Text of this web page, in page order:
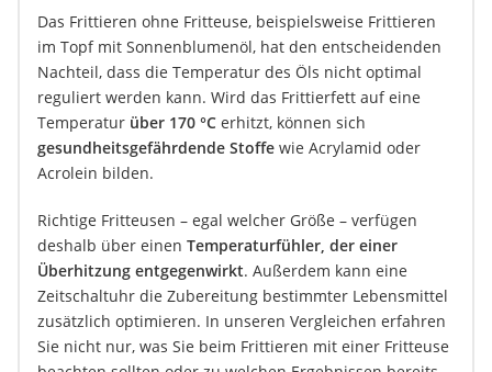
Das Frittieren ohne Fritteuse, beispielsweise Frittieren
im Topf mit Sonnenblumenöl, hat den entscheidenden
Nachteil, dass die Temperatur des Öls nicht optimal
reguliert werden kann. Wird das Frittierfett auf eine
Temperatur über 170 °C erhitzt, können sich
gesundheitsgefährdende Stoffe wie Acrylamid oder
Acrolein bilden.
Richtige Fritteusen – egal welcher Größe – verfügen
deshalb über einen Temperaturfühler, der einer
Überhitzung entgegenwirkt. Außerdem kann eine
Zeitschaltuhr die Zubereitung bestimmter Lebensmittel
zusätzlich optimieren. In unseren Vergleichen erfahren
Sie nicht nur, was Sie beim Frittieren mit einer Fritteuse